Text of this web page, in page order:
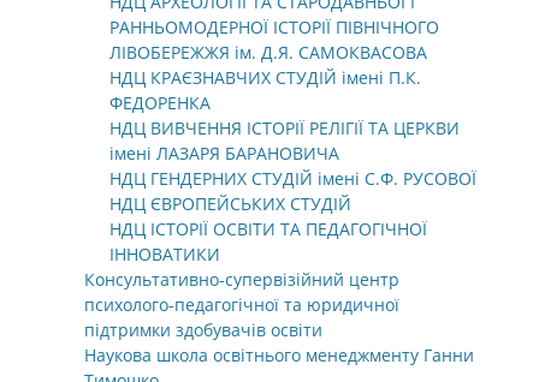
РАННЬОМОДЕРНОЇ ІСТОРІЇ ПІВНІЧНОГО
ЛІВОБЕРЕЖЖЯ ім. Д.Я. САМОКВАСОВА
НДЦ КРАЄЗНАВЧИХ СТУДІЙ імені П.К.
ФЕДОРЕНКА
НДЦ ВИВЧЕННЯ ІСТОРІЇ РЕЛІГІЇ ТА ЦЕРКВИ
імені ЛАЗАРЯ БАРАНОВИЧА
НДЦ ГЕНДЕРНИХ СТУДІЙ імені С.Ф. РУСОВОЇ
НДЦ ЄВРОПЕЙСЬКИХ СТУДІЙ
НДЦ ІСТОРІЇ ОСВІТИ ТА ПЕДАГОГІЧНОЇ
ІННОВАТИКИ
Консультативно-супервізійний центр
психолого-педагогічної та юридичної
підтримки здобувачів освіти
Наукова школа освітнього менеджменту Ганни